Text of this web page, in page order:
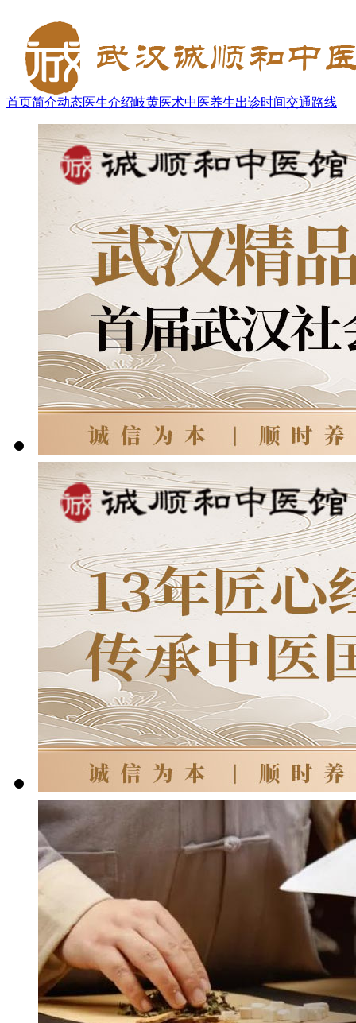
首页简介动态医生介绍岐黄医术中医养生出诊时间交通路线